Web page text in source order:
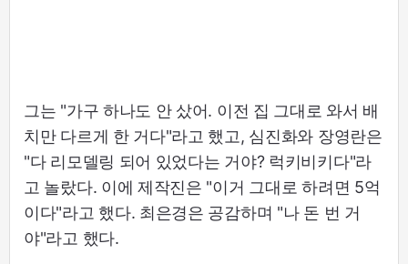
그는 "가구 하나도 안 샀어. 이전 집 그대로 와서 배
치만 다르게 한 거다"라고 했고, 심진화와 장영란은
"다 리모델링 되어 있었다는 거야? 럭키비키다"라
고 놀랐다. 이에 제작진은 "이거 그대로 하려면 5억
이다"라고 했다. 최은경은 공감하며 "나 돈 번 거
야"라고 했다.